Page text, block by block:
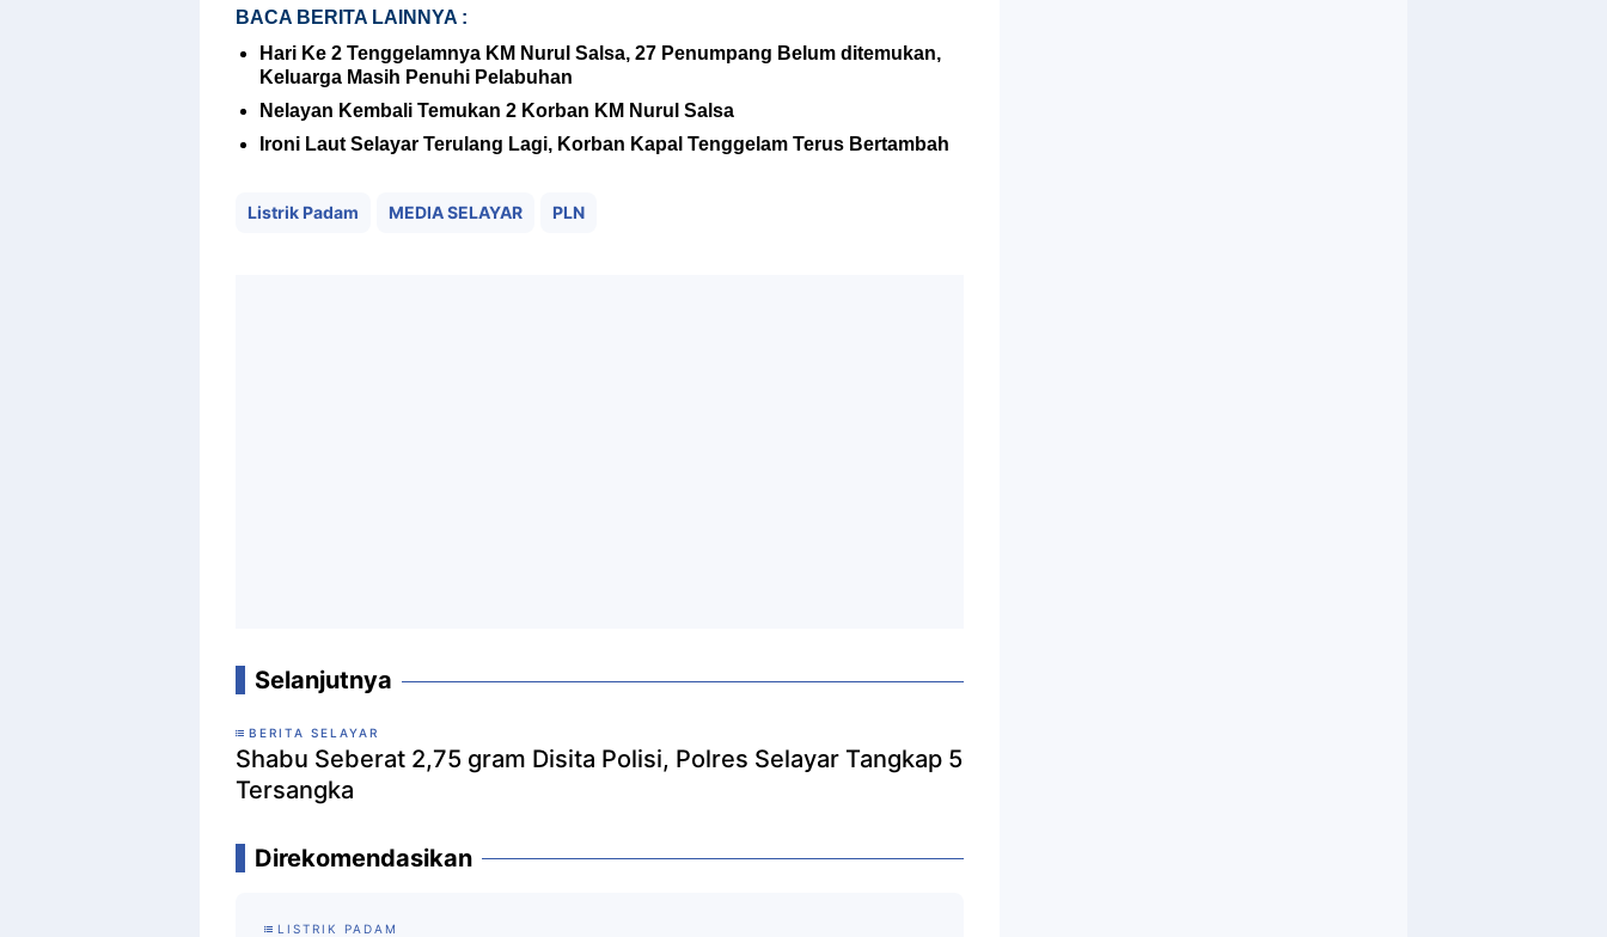
BACA BERITA LAINNYA :
Hari Ke 2 Tenggelamnya KM Nurul Salsa, 27 Penumpang Belum ditemukan,
Keluarga Masih Penuhi Pelabuhan
Nelayan Kembali Temukan 2 Korban KM Nurul Salsa
Ironi Laut Selayar Terulang Lagi, Korban Kapal Tenggelam Terus Bertambah
Listrik Padam MEDIA SELAYAR PLN
Selanjutnya
BERITA SELAYAR
Shabu Seberat 2,75 gram Disita Polisi, Polres Selayar Tangkap 5
Tersangka
Direkomendasikan
LISTRIK PADAM